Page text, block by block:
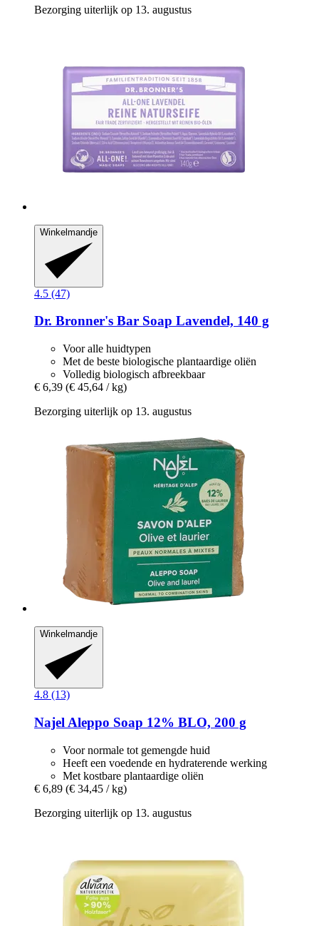
Bezorging uiterlijk op 13. augustus
Winkelmandje
4.5 (47)
Dr. Bronner's Bar Soap Lavendel, 140 g
Voor alle huidtypen
Met de beste biologische plantaardige oliën
Volledig biologisch afbreekbaar
€ 6,39 (€ 45,64 / kg)
Bezorging uiterlijk op 13. augustus
Winkelmandje
4.8 (13)
Najel Aleppo Soap 12% BLO, 200 g
Voor normale tot gemengde huid
Heeft een voedende en hydraterende werking
Met kostbare plantaardige oliën
€ 6,89 (€ 34,45 / kg)
Bezorging uiterlijk op 13. augustus